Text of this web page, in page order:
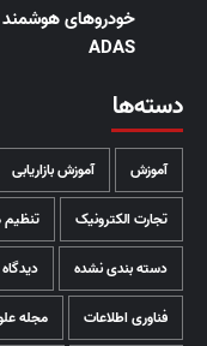
خودروهای هوشمند
ADAS
دسته‌ها
آموزش آموزش بازاریابی
تجارت الکترونیک تنظیم
دسته بندی نشده دیدگاه
فناوری اطلاعات مجله